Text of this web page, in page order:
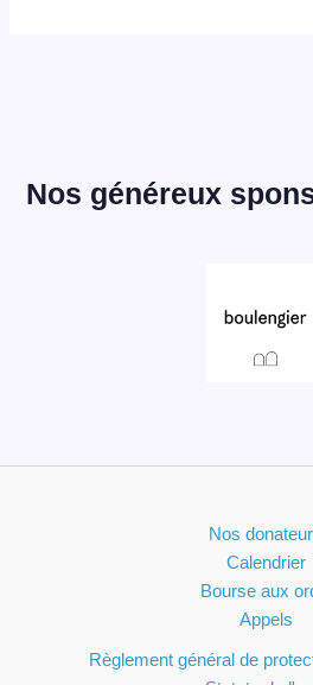
Nos généreux
Nos
Calendrier
Bourse aux
Appels
Règlement général de